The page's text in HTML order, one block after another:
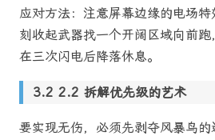
应对方法：注意屏幕边缘的电场
刻收起武器找一个开阔区域向前
在三次闪电后降落休息。
2.2 拆解优先级的艺术
要实现无伤，必须先剥夺风暴鸟